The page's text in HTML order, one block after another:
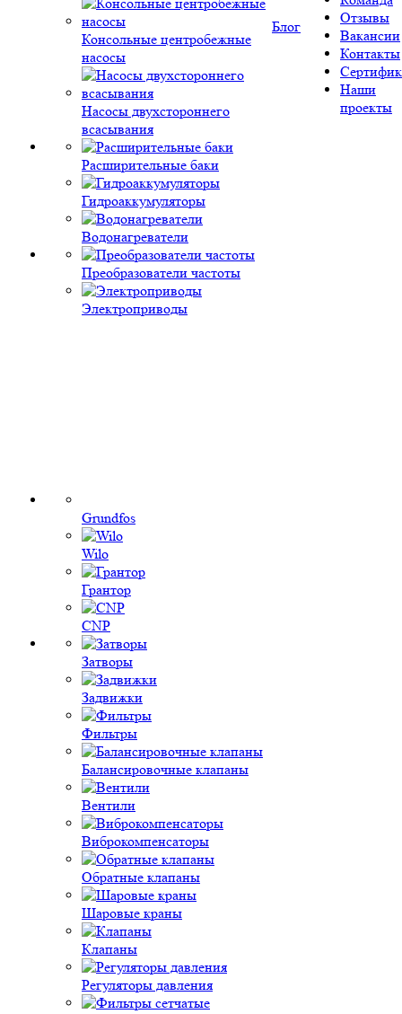
Консольные центробежные
насосы
Насосы двухстороннего
всасывания
Расширительные баки
Гидроаккумуляторы
Водонагреватели
Преобразователи частоты
Электроприводы
Grundfos
Wilo
Грантор
CNP
Затворы
Задвижки
Фильтры
Балансировочные клапаны
Вентили
Виброкомпенсаторы
Обратные клапаны
Шаровые краны
Клапаны
Регуляторы давления
Блог
Отзывы
Вакансии
Контакты
Наши
проекты